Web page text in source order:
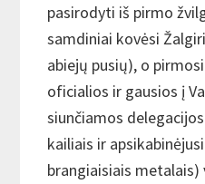
pasirodyti iš pirmo
samdiniai kovėsi
abiejų pusių), o
oficialios ir gausios į
siunčiamos
kailiais ir
brangiaisiais metalais)